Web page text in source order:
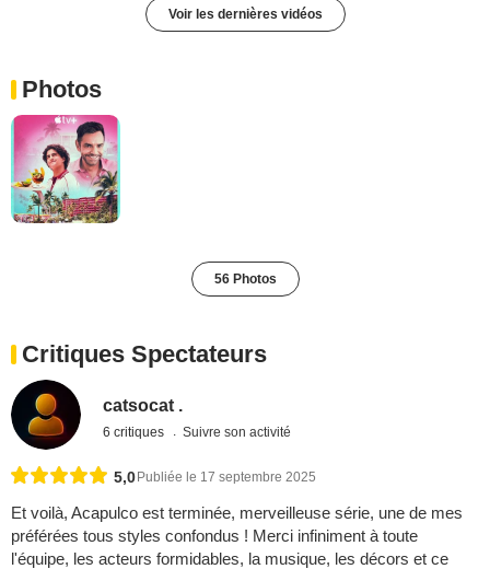
Voir les dernières vidéos
Photos
56 Photos
Critiques Spectateurs
catsocat .
6 critiques Suivre son activité
5,0 Publiée le 17 septembre 2025
Et voilà, Acapulco est terminée, merveilleuse série, une de mes
préférées tous styles confondus ! Merci infiniment à toute
l'équipe, les acteurs formidables, la musique, les décors et ce